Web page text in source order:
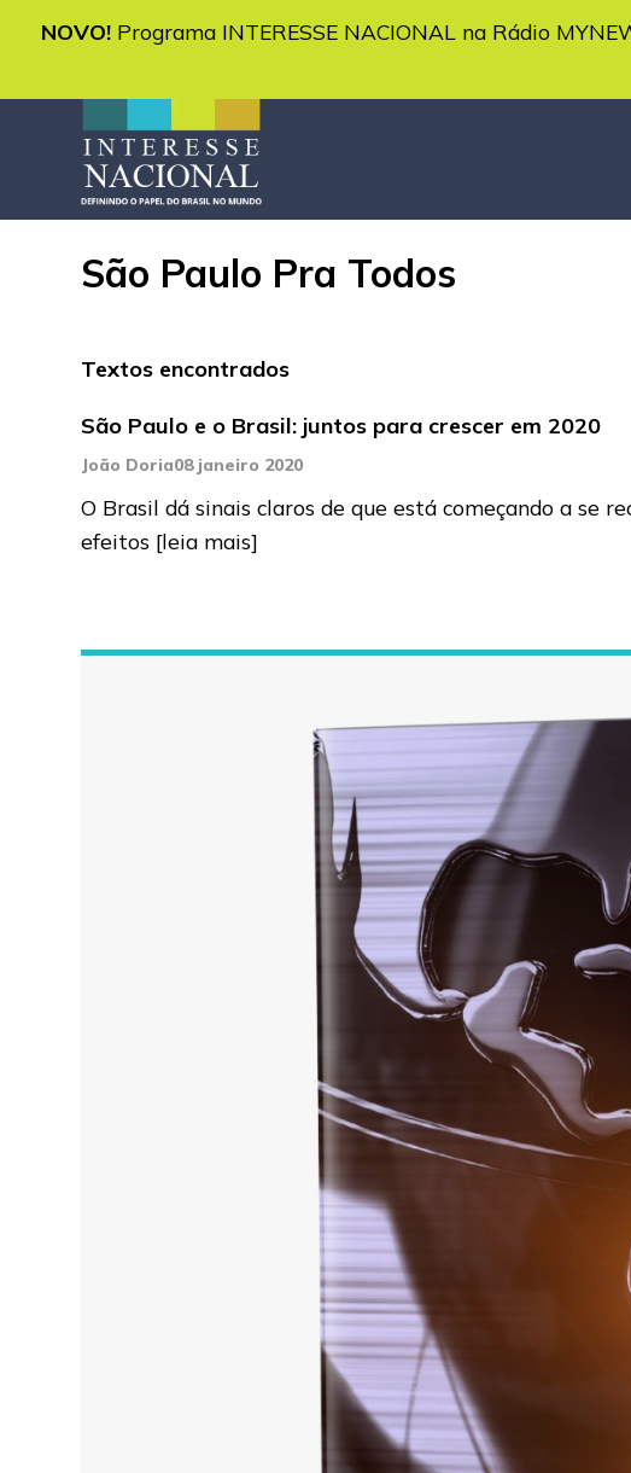
NOVO! Programa INTERESSE NACIONAL na Rádio
São Paulo Pra Todos
Textos encontrados
São Paulo e o Brasil: juntos para crescer em 2020
João Doria08 janeiro 2020
O Brasil dá sinais claros de que está começando a se
efeitos [leia mais]